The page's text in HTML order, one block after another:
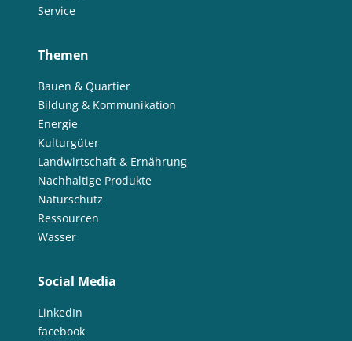
Service
Themen
Bauen & Quartier
Bildung & Kommunikation
Energie
Kulturgüter
Landwirtschaft & Ernährung
Nachhaltige Produkte
Naturschutz
Ressourcen
Wasser
Social Media
LinkedIn
facebook